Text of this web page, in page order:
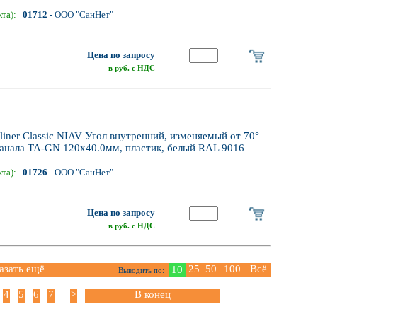
01712 - ООО "СанНет"
Цена по запросу
в руб. с НДС
Classic NIAV Угол внутренний, изменяемый от 70°
TA-GN 120х40.0мм, пластик, белый RAL 9016
01726 - ООО "СанНет"
Цена по запросу
в руб. с НДС
ещё Выводить по: 10 25 50 100 Всё
4 5 6 7 > В конец